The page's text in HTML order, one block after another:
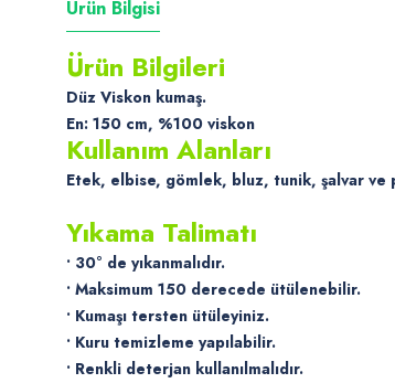
Ürün Bilgisi
Ürün Bilgileri
Düz Viskon kumaş.
En: 150 cm, %100 viskon
Kullanım Alanları
Etek, elbise, gömlek, bluz, tunik, şalvar ve
Yıkama Talimatı
• 30° de yıkanmalıdır.
• Maksimum 150 derecede ütülenebilir.
• Kumaşı tersten ütüleyiniz.
• Kuru temizleme yapılabilir.
• Renkli deterjan kullanılmalıdır.